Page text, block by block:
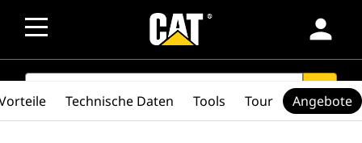
person
SEARCH search
Technische Daten Tools Tour Angebote